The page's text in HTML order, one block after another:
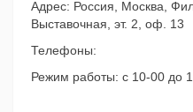
Адрес: Россия, Москва,
Выставочная, эт. 2, оф. 13
Телефоны:
Режим работы: с 10-00 до